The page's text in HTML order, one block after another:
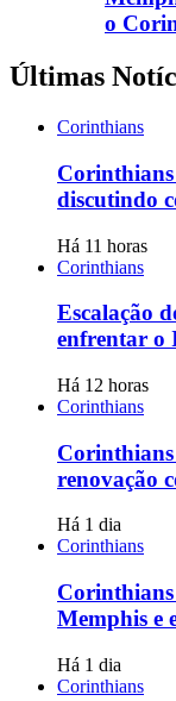
o
Últimas
Corinthians
Corinthians
discutindo
Há 11 horas
Corinthians
Escalação
enfrentar o
Há 12 horas
Corinthians
renovação
Há 1 dia
Corinthians
Corinthians
Memphis e
Há 1 dia
Corinthians